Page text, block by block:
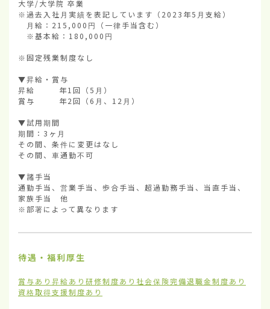
大学/大学院 卒業
※過去入社月実績を表記しています（2023年5月支給）
月給：215,000円（一律手当含む）
※基本給：180,000円
※固定残業制度なし
▼昇給・賞与
昇給        年1回（5月）
賞与        年2回（6月、12月）
▼試用期間
期間：3ヶ月
その間、条件に変更はなし
その間、車通勤不可
▼諸手当
通勤手当、営業手当、歩合手当、超過勤務手当、当直手当、
家族手当　他
※部署によって異なります
待遇・福利厚生
賞与あり 昇給あり 研修制度あり 社会保険完備退職金制度あり
資格取得支援制度あり